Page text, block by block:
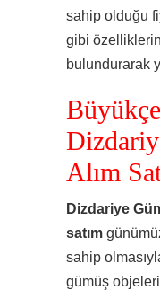
sahip olduğu
gibi
bulundurarak
Alım
Dizdariye
satım
sahip
gümüş